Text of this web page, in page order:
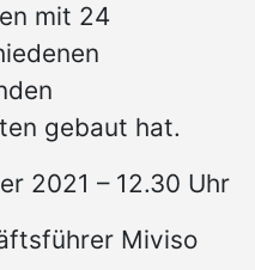
mit 24
gebaut hat.
2021 – 12.30 Uhr
Miviso